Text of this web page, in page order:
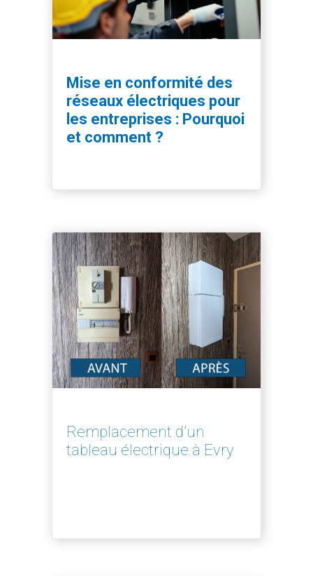
Mise en conformité des
réseaux électriques pour
les entreprises : Pourquoi
et comment ?
Remplacement d’un
tableau électrique à Evry